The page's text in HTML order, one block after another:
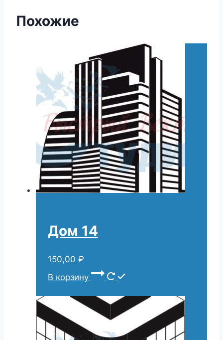
Похожие
Дом 14
150,00 ₽
В корзину